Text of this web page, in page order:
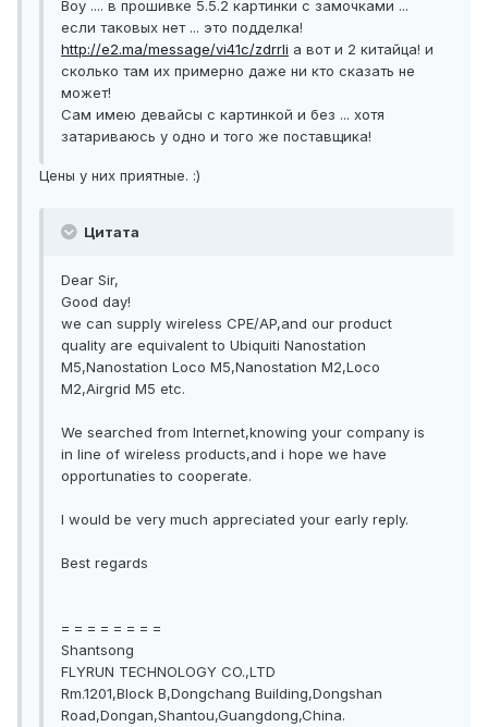
Воу .... в прошивке 5.5.2 картинки с замочками ...
если таковых нет ... это подделка!
http://e2.ma/message/vi41c/zdrrli а вот и 2 китайца! и
сколько там их примерно даже ни кто сказать не
может!
Сам имею девайсы с картинкой и без ... хотя
затариваюсь у одно и того же поставщика!
Цены у них приятные. :)
Цитата
Dear Sir,
Good day!
we can supply wireless CPE/AP,and our product
quality are equivalent to Ubiquiti Nanostation
M5,Nanostation Loco M5,Nanostation M2,Loco
M2,Airgrid M5 etc.
We searched from Internet,knowing your company is
in line of wireless products,and i hope we have
opportunaties to cooperate.
I would be very much appreciated your early reply.
Best regards
= = = = = = = =
Shantsong
FLYRUN TECHNOLOGY CO.,LTD
Rm.1201,Block B,Dongchang Building,Dongshan
Road,Dongan,Shantou,Guangdong,China.